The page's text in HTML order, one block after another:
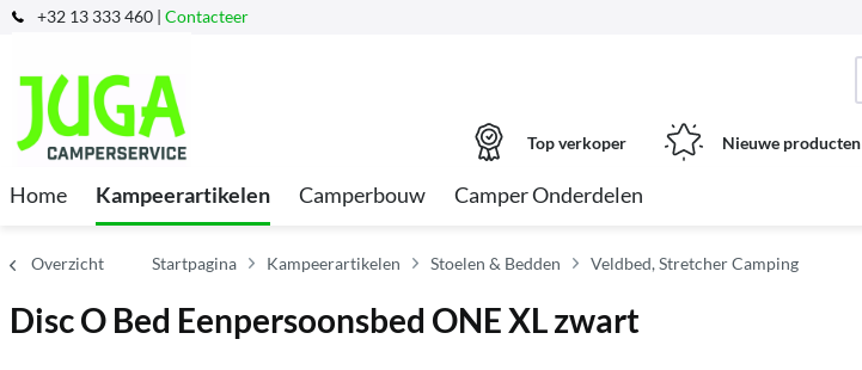
+32 13 333 460 | Contacteer
Top verkoper Nieuwe producten
Home Kampeerartikelen Camperbouw Camper Onderdelen
Overzicht Startpagina Kampeerartikelen Stoelen & Bedden Veldbed, Stretcher Camping
Disc O Bed Eenpersoonsbed ONE XL zwart